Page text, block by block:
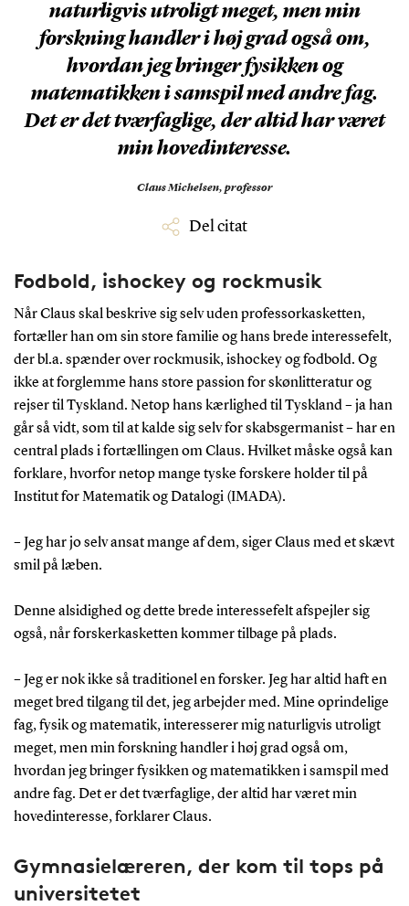
naturligvis utroligt meget, men min
forskning handler i høj grad også om,
hvordan jeg bringer fysikken og
matematikken i samspil med andre fag.
Det er det tværfaglige, der altid har været
min hovedinteresse.
Claus Michelsen, professor
Del citat
Fodbold, ishockey og rockmusik
Når Claus skal beskrive sig selv uden professorkasketten,
fortæller han om sin store familie og hans brede interessefelt,
der bl.a. spænder over rockmusik, ishockey og fodbold. Og
ikke at forglemme hans store passion for skønlitteratur og
rejser til Tyskland. Netop hans kærlighed til Tyskland – ja han
går så vidt, som til at kalde sig selv for skabsgermanist – har en
central plads i fortællingen om Claus. Hvilket måske også kan
forklare, hvorfor netop mange tyske forskere holder til på
Institut for Matematik og Datalogi (IMADA).
– Jeg har jo selv ansat mange af dem, siger Claus med et skævt
smil på læben.
Denne alsidighed og dette brede interessefelt afspejler sig
også, når forskerkasketten kommer tilbage på plads.
– Jeg er nok ikke så traditionel en forsker. Jeg har altid haft en
meget bred tilgang til det, jeg arbejder med. Mine oprindelige
fag, fysik og matematik, interesserer mig naturligvis utroligt
meget, men min forskning handler i høj grad også om,
hvordan jeg bringer fysikken og matematikken i samspil med
andre fag. Det er det tværfaglige, der altid har været min
hovedinteresse, forklarer Claus.
Gymnasielæreren, der kom til tops på
universitetet